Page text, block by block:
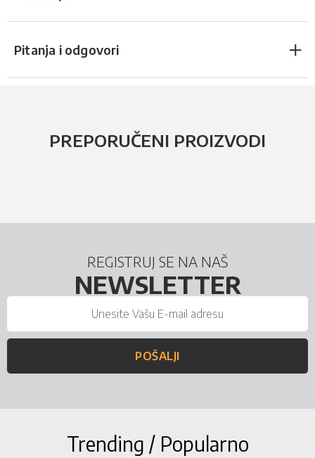
Pitanja i odgovori
PREPORUČENI PROIZVODI
REGISTRUJ SE NA NAŠ
NEWSLETTER
POŠALJI
Trending / Popularno